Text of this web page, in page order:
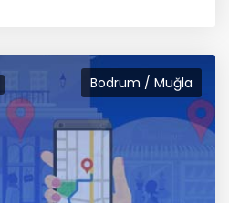
Bodrum / Muğla